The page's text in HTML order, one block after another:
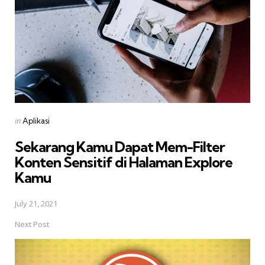
Posted
inAplikasi
Sekarang Kamu Dapat Mem-Filter
Konten Sensitif di Halaman Explore
Kamu
July 21, 2021
Next Post